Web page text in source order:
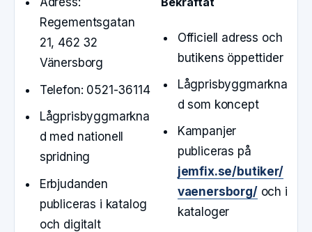
Regementsgatan
21, 462 32
Vänersborg
Telefon: 0521-36114
Lågprisbyggmarkna
d med nationell
spridning
Erbjudanden
publiceras i katalog
och digitalt
Officiell adress och
butikens öppettider
Lågprisbyggmarkna
d som koncept
Kampanjer
publiceras på
jemfix.se/butiker/
vaenersborg/ och i
kataloger